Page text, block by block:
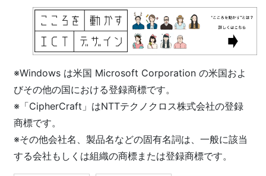
※Windows は米国 Microsoft Corporation の米国およ
びその他の国における登録商標です。
※「CipherCraft」はNTTテクノクロス株式会社の登録
商標です。
※その他会社名、製品名などの固有名詞は、一般に該当
する会社もしくは組織の商標または登録商標です。